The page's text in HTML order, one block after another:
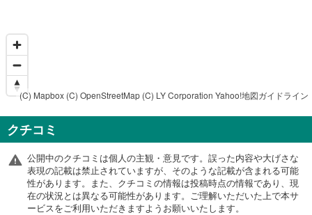
(C) Mapbox (C) OpenStreetMap (C) LY Corporation Yahoo!地図ガイドライン
クチコミ
公開中のクチコミは個人の主観・意見です。誤った内容や大げさな
表現の記載は禁止されていますが、そのような記載が含まれる可能
性があります。また、クチコミの情報は投稿時点の情報であり、現
在の状況とは異なる可能性があります。ご理解いただいた上で本サ
ービスをご利用いただきますようお願いいたします。